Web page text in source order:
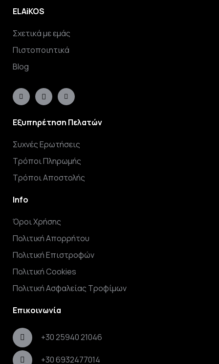
ELAiKOS
Σχετικά με εμάς
Πιστοποιητικά
Blog
Εξυπηρέτηση Πελατών
Συχνές Ερωτήσεις
Τρόποι Πληρωμής
Τρόποι Αποστολής
Info
Όροι Χρήσης
Πολιτική Απορρήτου
Πολιτική Επιστροφών
Πολιτική Cookies
Πολιτική Ασφαλείας Τροφίμων
Επικοινωνία
+30 25940 21046
+30 6932477014